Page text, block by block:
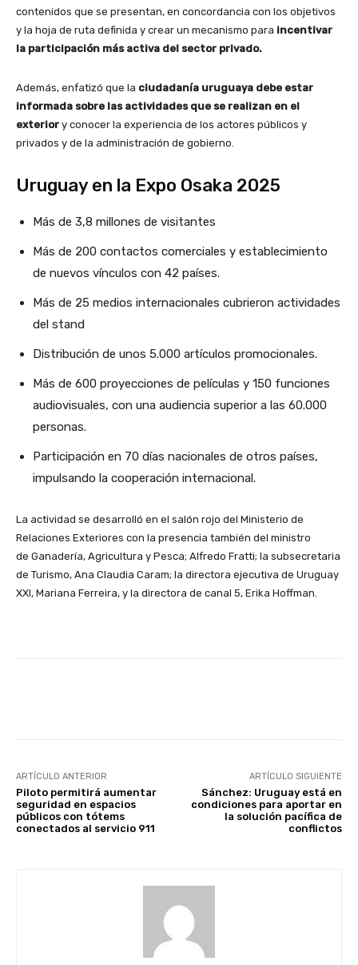
contenidos que se presentan, en concordancia con los objetivos
y la hoja de ruta definida y crear un mecanismo para incentivar
la participación más activa del sector privado.
Además, enfatizó que la ciudadanía uruguaya debe estar
informada sobre las actividades que se realizan en el
exterior y conocer la experiencia de los actores públicos y
privados y de la administración de gobierno.
Uruguay en la Expo Osaka 2025
Más de 3,8 millones de visitantes
Más de 200 contactos comerciales y establecimiento
de nuevos vínculos con 42 países.
Más de 25 medios internacionales cubrieron actividades
del stand
Distribución de unos 5.000 artículos promocionales.
Más de 600 proyecciones de películas y 150 funciones
audiovisuales, con una audiencia superior a las 60.000
personas.
Participación en 70 días nacionales de otros países,
impulsando la cooperación internacional.
La actividad se desarrolló en el salón rojo del Ministerio de
Relaciones Exteriores con la presencia también del ministro
de Ganadería, Agricultura y Pesca; Alfredo Fratti; la subsecretaria
de Turismo, Ana Claudia Caram; la directora ejecutiva de Uruguay
XXI, Mariana Ferreira, y la directora de canal 5, Erika Hoffman.
ARTÍCULO ANTERIOR
Piloto permitirá aumentar
seguridad en espacios
públicos con tótems
conectados al servicio 911
ARTÍCULO SIGUIENTE
Sánchez: Uruguay está en
condiciones para aportar en
la solución pacífica de
conflictos